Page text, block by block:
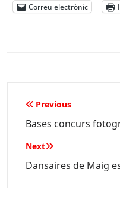
Correu electrònic
Navegació
d'entrades
Previous
Bases concurs
Next
Dansaires de Maig